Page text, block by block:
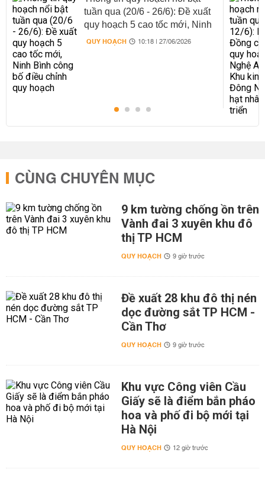
tuần qua (20/6 - 26/6): Đề xuất
quy hoạch 5 cao tốc mới, Ninh
Bình công bố điều chỉnh quy
QUY HOẠCH 10:18 | 27/06/2026
CÙNG CHUYÊN MỤC
9 km tường chống ồn trên
Vành đai 3 xuyên khu đô
thị TP HCM
QUY HOẠCH 9 giờ trước
Đề xuất 28 khu đô thị nén
dọc đường sắt TP HCM -
Cần Thơ
QUY HOẠCH 9 giờ trước
Khu vực Công viên Cầu
Giấy sẽ là điểm bắn pháo
hoa và phố đi bộ mới tại
Hà Nội
QUY HOẠCH 12 giờ trước